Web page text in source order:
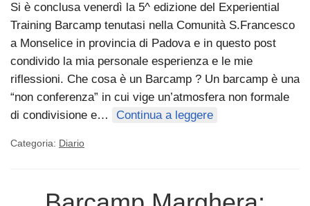
Si è conclusa venerdì la 5^ edizione del Experiential
Training Barcamp tenutasi nella Comunità S.Francesco
a Monselice in provincia di Padova e in questo post
condivido la mia personale esperienza e le mie
riflessioni. Che cosa è un Barcamp ? Un barcamp è una
“non conferenza” in cui vige un’atmosfera non formale
di condivisione e…
Continua a leggere
Categoria: Diario